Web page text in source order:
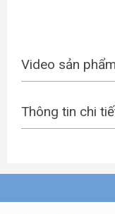
Video sản phẩm
Thông tin chi